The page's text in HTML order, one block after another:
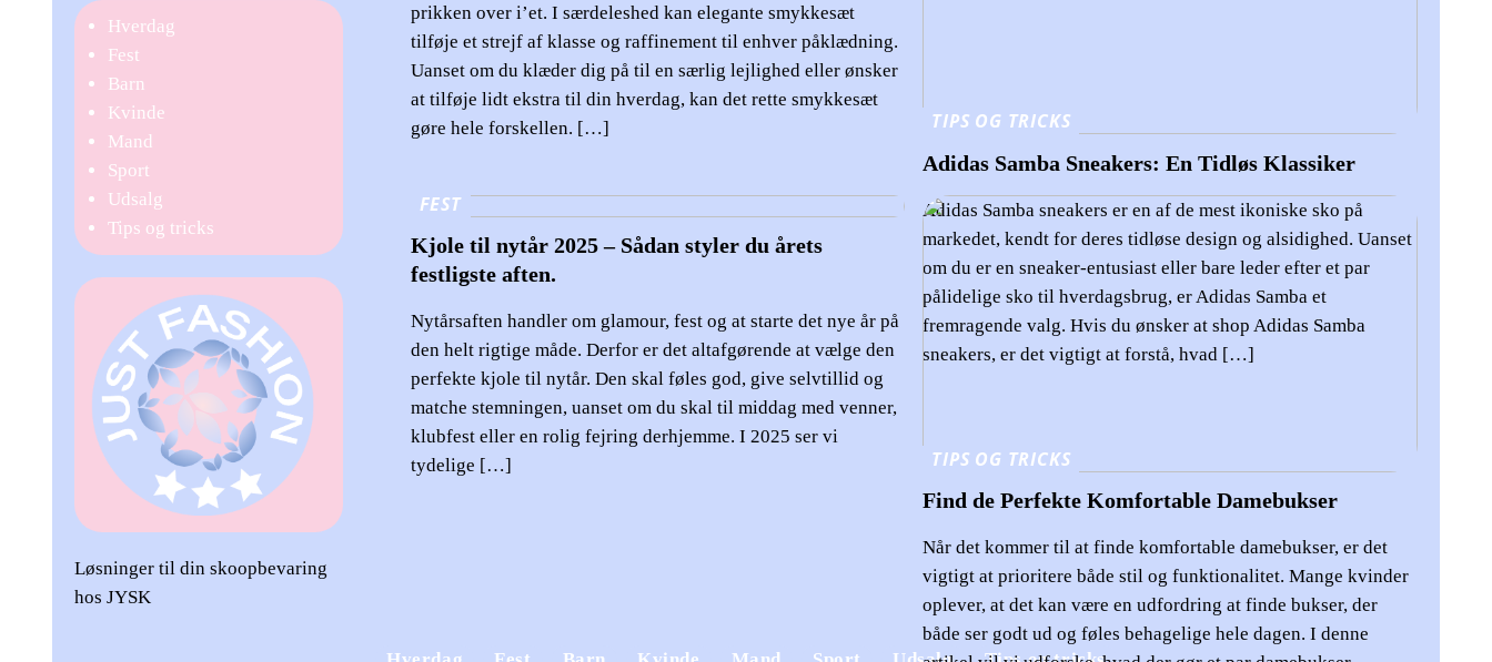
prikken over i’et. I særdeleshed kan elegante smykkesæt
tilføje et strejf af klasse og raffinement til enhver påklædning.
Uanset om du klæder dig på til en særlig lejlighed eller ønsker
at tilføje lidt ekstra til din hverdag, kan det rette smykkesæt
gøre hele forskellen. […]
TIPS OG TRICKS
Adidas Samba Sneakers: En Tidløs Klassiker
Adidas Samba sneakers er en af de mest ikoniske sko på
markedet, kendt for deres tidløse design og alsidighed. Uanset
om du er en sneaker-entusiast eller bare leder efter et par
pålidelige sko til hverdagsbrug, er Adidas Samba et
fremragende valg. Hvis du ønsker at shop Adidas Samba
sneakers, er det vigtigt at forstå, hvad […]
FEST
Kjole til nytår 2025 – Sådan styler du årets
festligste aften.
Nytårsaften handler om glamour, fest og at starte det nye år på
den helt rigtige måde. Derfor er det altafgørende at vælge den
perfekte kjole til nytår. Den skal føles god, give selvtillid og
matche stemningen, uanset om du skal til middag med venner,
klubfest eller en rolig fejring derhjemme. I 2025 ser vi
tydelige […]
TIPS OG TRICKS
Find de Perfekte Komfortable Damebukser
Når det kommer til at finde komfortable damebukser, er det
vigtigt at prioritere både stil og funktionalitet. Mange kvinder
oplever, at det kan være en udfordring at finde bukser, der
både ser godt ud og føles behagelige hele dagen. I denne
Hverdag
Fest
Barn
Kvinde
Mand
Sport
Udsalg
Tips og tricks
Løsninger til din skoopbevaring
hos JYSK
Cardigan Dame: Den Øreringe – Skab Dit